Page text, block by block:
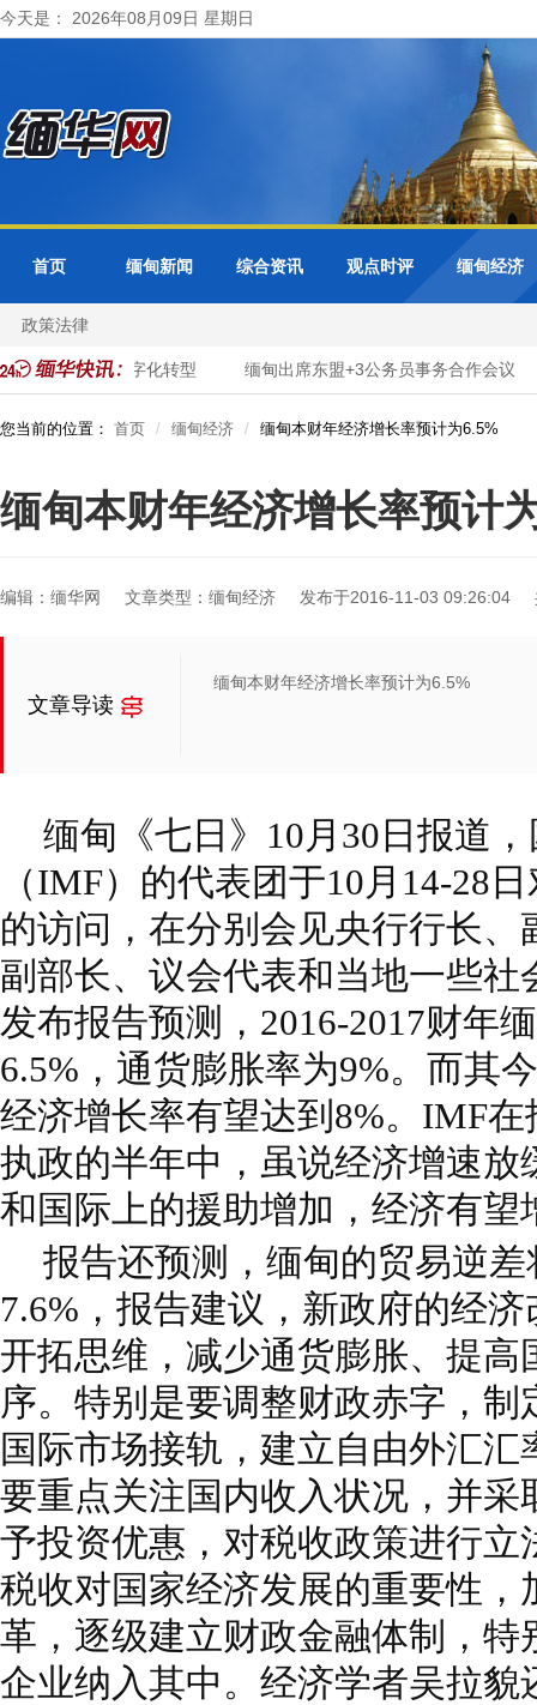
今天是： 2026年08月09日 星期日
首页 缅甸新闻 综合资讯 观点时评 缅甸经济
政策法律
进市政服务数字化转型 缅甸出席东盟+3公务员事务合作会议
您当前的位置： 首页 缅甸经济 缅甸本财年经济增长率预计为6.5%
缅甸本财年经济增长率预计
编辑：缅华网 文章类型：缅甸经济 发布于2016-11-03 09:26:04
文章导读
缅甸本财年经济增长率预计为6.5%
缅甸《七日》10月30日报道
（IMF）的代表团于10月14-28
的访问，在分别会见央行行长
副部长、议会代表和当地一些社
发布报告预测，2016-2017财年
6.5%，通货膨胀率为9%。而其
经济增长率有望达到8%。IMF
执政的半年中，虽说经济增速放
和国际上的援助增加，经济有望
报告还预测，缅甸的贸易逆
7.6%，报告建议，新政府的经
开拓思维，减少通货膨胀、提
序。特别是要调整财政赤字，
国际市场接轨，建立自由外汇
要重点关注国内收入状况，并采
予投资优惠，对税收政策进行立
税收对国家经济发展的重要性，
革，逐级建立财政金融体制，特
企业纳入其中。经济学者吴拉貌